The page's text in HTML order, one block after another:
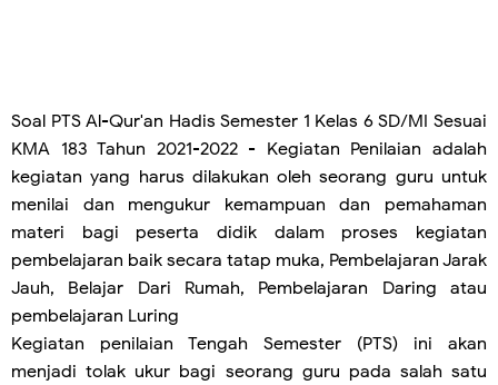
Soal PTS Al-Qur'an Hadis Semester 1 Kelas 6 SD/MI Sesuai
KMA 183 Tahun 2021-2022- Kegiatan Penilaian adalah
kegiatan yang harus dilakukan oleh seorang guru untuk
menilai dan mengukur kemampuan dan pemahaman
materi bagi peserta didik dalam proses kegiatan
pembelajaran baik secara tatap muka, Pembelajaran Jarak
Jauh, Belajar Dari Rumah, Pembelajaran Daring atau
pembelajaran Luring
Kegiatan penilaian Tengah Semester (PTS) ini akan
menjadi tolak ukur bagi seorang guru pada salah satu